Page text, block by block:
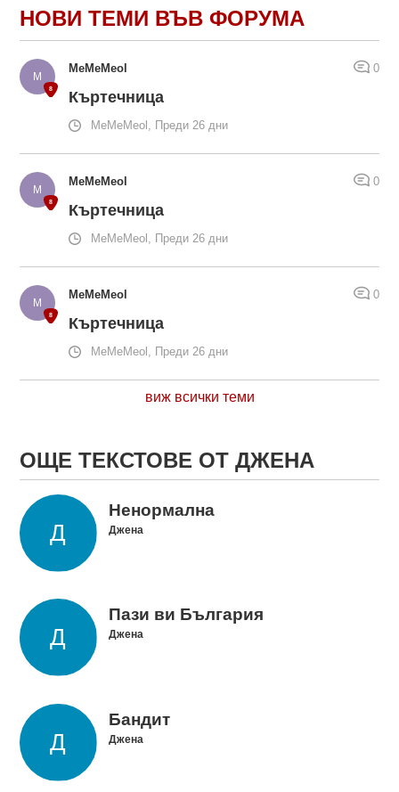
НОВИ ТЕМИ ВЪВ ФОРУМА
MeMeMeol 0
Къртечница
MeMeMeol, Преди 26 дни
MeMeMeol 0
Къртечница
MeMeMeol, Преди 26 дни
MeMeMeol 0
Къртечница
MeMeMeol, Преди 26 дни
виж всички теми
ОЩЕ ТЕКСТОВЕ ОТ ДЖЕНА
Ненормална
Джена
Пази ви България
Джена
Бандит
Джена